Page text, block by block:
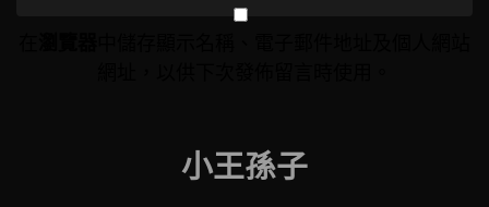
小王孫子